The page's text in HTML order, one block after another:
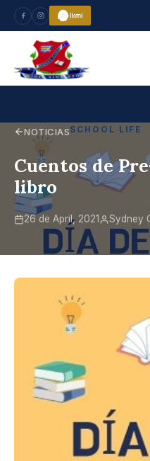
NOTICIASSCHOOL LIFE
Cuentos de
libro
26 de April, 2021 Sydney